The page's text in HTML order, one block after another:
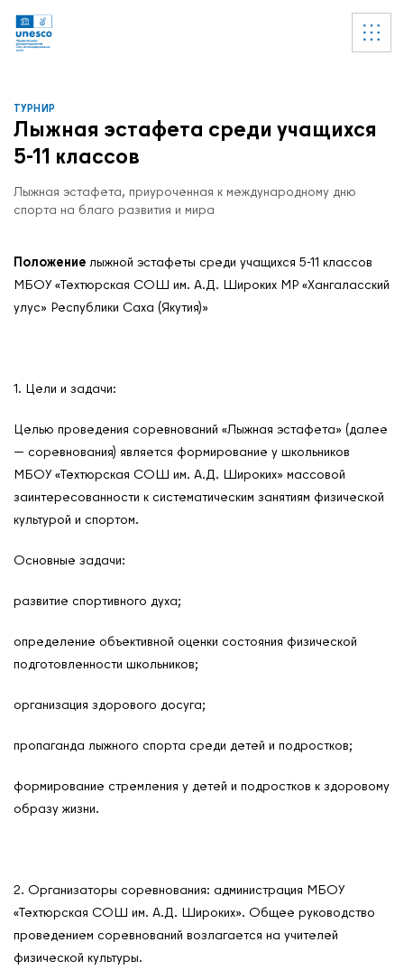
ТУРНИР
Лыжная эстафета среди учащихся
5-11 классов
Лыжная эстафета, приуроченная к международному дню
спорта на благо развития и мира
Положениелыжной эстафеты среди учащихся 5-11 классов
МБОУ «Техтюрская СОШ им. А.Д. Широких МР «Хангаласский
улус» Республики Саха (Якутия)»
1. Цели и задачи:
Целью проведения соревнований «Лыжная эстафета» (далее
— соревнования) является формирование у школьников
МБОУ «Техтюрская СОШ им. А.Д. Широких» массовой
заинтересованности к систематическим занятиям физической
культурой и спортом.
Основные задачи:
развитие спортивного духа;
определение объективной оценки состояния физической
подготовленности школьников;
организация здорового досуга;
пропаганда лыжного спорта среди детей и подростков;
формирование стремления у детей и подростков к здоровому
образу жизни.
2. Организаторы соревнования: администрация МБОУ
«Техтюрская СОШ им. А.Д. Широких». Общее руководство
проведением соревнований возлагается на учителей
физической культуры.
Ссылки
УВЕДОМЛЕНИЕ
Список пуст